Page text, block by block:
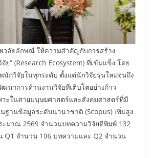
วลัยลักษณ์ ให้ความสำคัญกับการสร้าง
ย” (Research Ecosystem) ที่เข้มแข็ง โดย
กวิจัยในทุกระดับ ตั้งแต่นักวิจัยรุ่นใหม่จนถึง
นาการด้านงานวิจัยที่เติบโตอย่างก้าว
าะในสายมนุษยศาสตร์และสังคมศาสตร์ที่มี
ฐานข้อมูลระดับนานาชาติ (Scopus) เพิ่มสูง
มาณ 2569 จำนวนบทความวิจัยตีพิมพ์ 132
Q1 จำนวน 106 บทความและ Q2 จำนวน